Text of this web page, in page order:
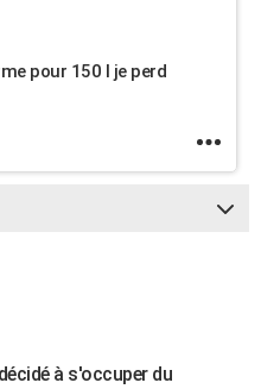
pour 150 l je perd
à s'occuper du